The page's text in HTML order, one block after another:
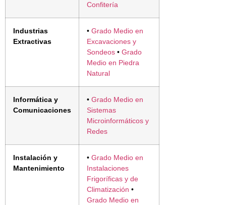
Confitería
Industrias
Extractivas
• Grado Medio en
Excavaciones y
Sondeos • Grado
Medio en Piedra
Natural
Informática y
Comunicaciones
• Grado Medio en
Sistemas
Microinformáticos y
Redes
Instalación y
Mantenimiento
• Grado Medio en
Instalaciones
Frigoríficas y de
Climatización •
Grado Medio en